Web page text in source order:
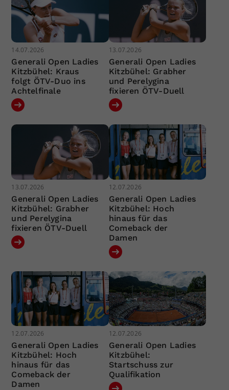
14.07.2026
Generali Open Ladies
Kitzbühel: Kraus
folgt ÖTV-Duo ins
Achtelfinale
13.07.2026
Generali Open Ladies
Kitzbühel: Grabher
und Perelygina
fixieren ÖTV-Duell
13.07.2026
Generali Open Ladies
Kitzbühel: Grabher
und Perelygina
fixieren ÖTV-Duell
12.07.2026
Generali Open Ladies
Kitzbühel: Hoch
hinaus für das
Comeback der
Damen
12.07.2026
Generali Open Ladies
Kitzbühel: Hoch
hinaus für das
Comeback der
Damen
12.07.2026
Generali Open Ladies
Kitzbühel:
Startschuss zur
Qualifikation